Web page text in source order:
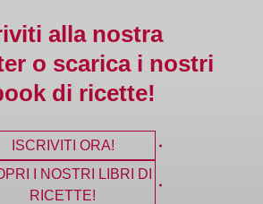
alla nostra
o scarica i nostri
di ricette!
ISCRIVITI ORA!
I NOSTRI LIBRI DI
RICETTE!